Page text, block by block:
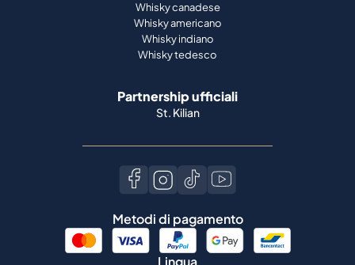
Whisky canadese
Whisky americano
Whisky indiano
Whisky tedesco
Partnership ufficiali
St. Kilian
Metodi di pagamento
Lingua